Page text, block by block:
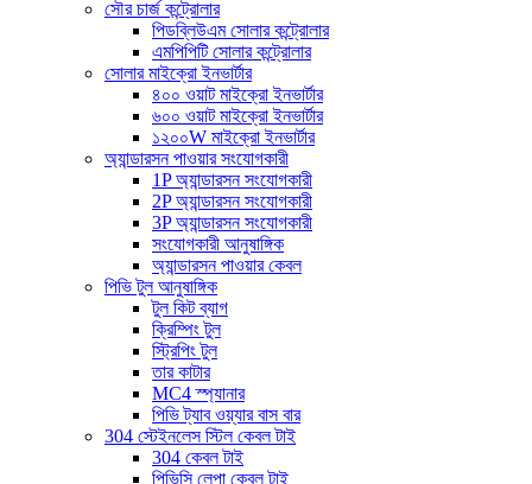
সৌর চার্জ কন্ট্রোলার
পিডব্লিউএম সোলার কন্ট্রোলার
এমপিপিটি সোলার কন্ট্রোলার
সোলার মাইক্রো ইনভার্টার
৪০০ ওয়াট মাইক্রো ইনভার্টার
৬০০ ওয়াট মাইক্রো ইনভার্টার
১২০০W মাইক্রো ইনভার্টার
অ্যান্ডারসন পাওয়ার সংযোগকারী
1P অ্যান্ডারসন সংযোগকারী
2P অ্যান্ডারসন সংযোগকারী
3P অ্যান্ডারসন সংযোগকারী
সংযোগকারী আনুষাঙ্গিক
অ্যান্ডারসন পাওয়ার কেবল
পিভি টুল আনুষাঙ্গিক
টুল কিট ব্যাগ
ক্রিম্পিং টুল
স্ট্রিপিং টুল
তার কাটার
MC4 স্প্যানার
পিভি ট্যাব ওয়্যার বাস বার
304 স্টেইনলেস স্টিল কেবল টাই
304 কেবল টাই
পিভিসি লেপা কেবল টাই